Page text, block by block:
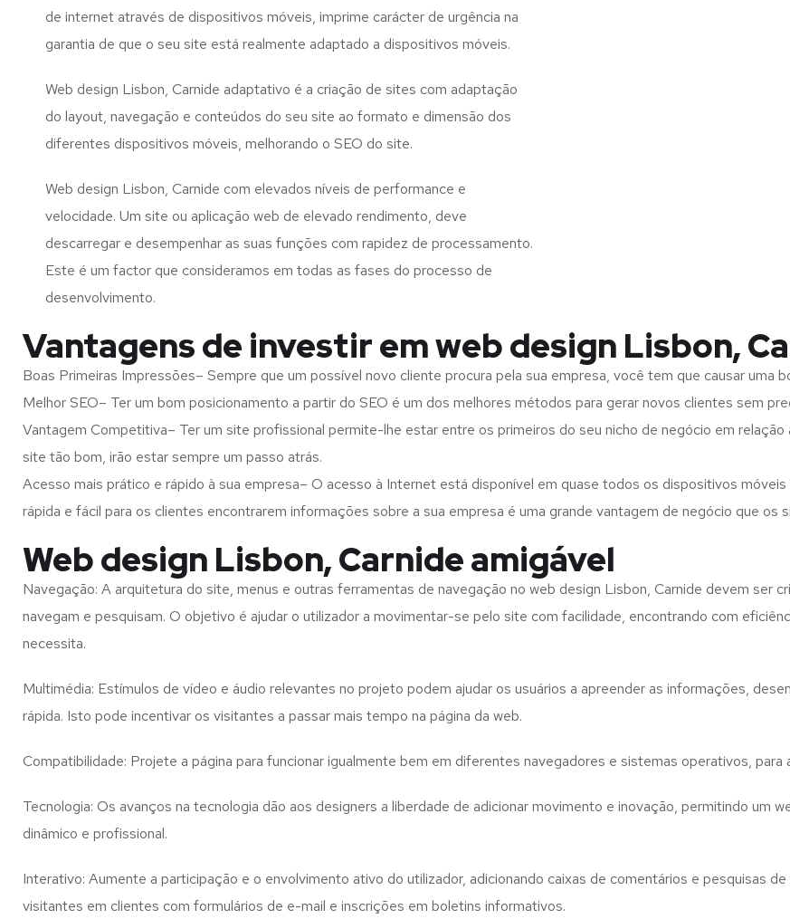
de internet através de dispositivos móveis, imprime carácter de urgência na
garantia de que o seu site está realmente adaptado a dispositivos móveis.
Web design Lisbon, Carnide adaptativo é a criação de sites com adaptação
do layout, navegação e conteúdos do seu site ao formato e dimensão dos
diferentes dispositivos móveis, melhorando o SEO do site.
Web design Lisbon, Carnide com elevados níveis de performance e
velocidade. Um site ou aplicação web de elevado rendimento, deve
descarregar e desempenhar as suas funções com rapidez de processamento.
Este é um factor que consideramos em todas as fases do processo de
desenvolvimento.
Vantagens de investir em web design Lisbon,
Boas Primeiras Impressões– Sempre que um possível novo cliente procura pela sua empresa, você tem que causar uma
Melhor SEO– Ter um bom posicionamento a partir do SEO é um dos melhores métodos para gerar novos clientes sem
Vantagem Competitiva– Ter um site profissional permite-lhe estar entre os primeiros do seu nicho de negócio em
site tão bom, irão estar sempre um passo atrás.
Acesso mais prático e rápido à sua empresa– O acesso à Internet está disponível em quase todos os dispositivos
rápida e fácil para os clientes encontrarem informações sobre a sua empresa é uma grande vantagem de negócio que os
Web design Lisbon, Carnide amigável
Navegação: A arquitetura do site, menus e outras ferramentas de navegação no web design Lisbon, Carnide devem ser
navegam e pesquisam. O objetivo é ajudar o utilizador a movimentar-se pelo site com facilidade, encontrando com
necessita.
Multimédia: Estímulos de vídeo e áudio relevantes no projeto podem ajudar os usuários a apreender as informações,
rápida. Isto pode incentivar os visitantes a passar mais tempo na página da web.
Compatibilidade: Projete a página para funcionar igualmente bem em diferentes navegadores e sistemas operativos, para
Tecnologia: Os avanços na tecnologia dão aos designers a liberdade de adicionar movimento e inovação, permitindo um
dinâmico e profissional.
Interativo: Aumente a participação e o envolvimento ativo do utilizador, adicionando caixas de comentários e pesquisas
visitantes em clientes com formulários de e-mail e inscrições em boletins informativos.